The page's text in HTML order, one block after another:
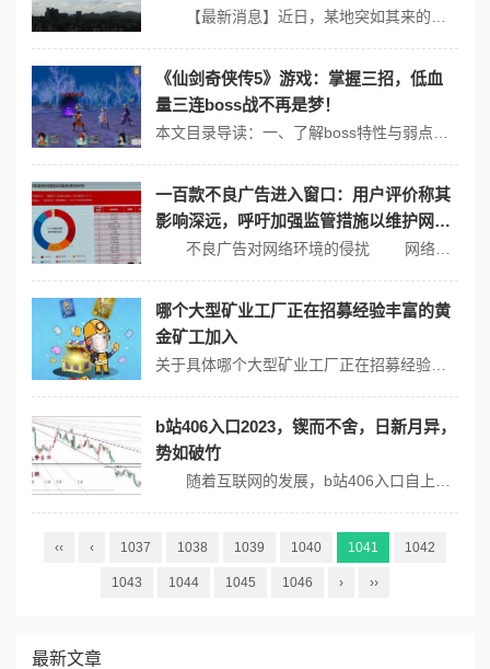
以保障人身安全和财产损失最小化？
《仙剑奇侠传5》游戏：掌握三招，低血
量三连boss战不再是梦！
一百款不良广告进入窗口：用户评价称其
影响深远，呼吁加强监管措施以维护网络
安全
哪个大型矿业工厂正在招募经验丰富的黄
金矿工加入
b站406入口2023，锲而不舍，日新月异，
势如破竹
‹‹ ‹ 1037 1038 1039 1040 1041 1042
1043 1044 1045 1046 › ››
最新文章